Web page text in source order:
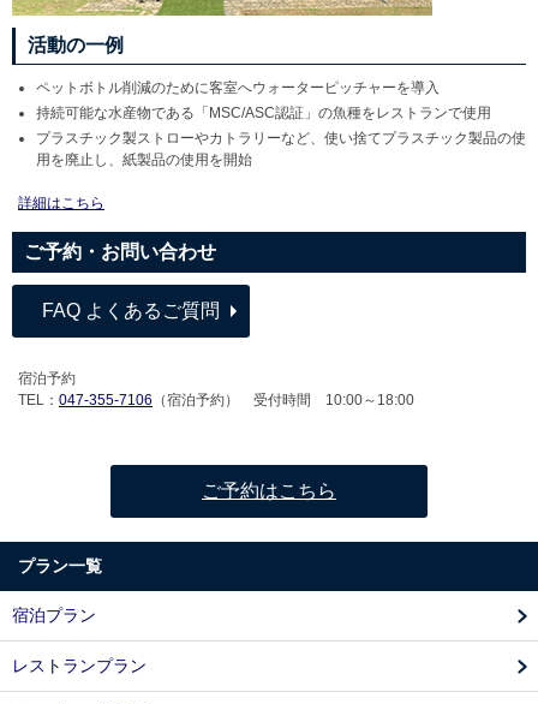
活動の一例
ペットボトル削減のために客室へウォーターピッチャーを導入
持続可能な水産物である「MSC/ASC認証」の魚種をレストランで使用
プラスチック製ストローやカトラリーなど、使い捨てプラスチック製品の使
用を廃止し、紙製品の使用を開始
詳細はこちら
ご予約・お問い合わせ
FAQ よくあるご質問
宿泊予約
TEL： 047-355-7106 （宿泊予約） 受付時間 10:00～18:00
ご予約はこちら
プラン一覧
宿泊プラン
レストランプラン